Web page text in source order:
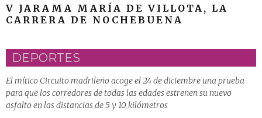
V JARAMA MARÍA DE VILLOTA, LA
CARRERA DE NOCHEBUENA
DEPORTES
El mítico Circuito madrileño acoge el 24 de diciembre una prueba
para que los corredores de todas las edades estrenen su nuevo
asfalto en las distancias de 5 y 10 kilómetros